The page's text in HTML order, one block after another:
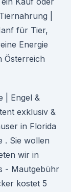
|
für Tier,
Energie
Österreich
| Engel &
exklusiv &
in Florida
. Sie wollen
wir in
- Mautgebühr
kostet 5